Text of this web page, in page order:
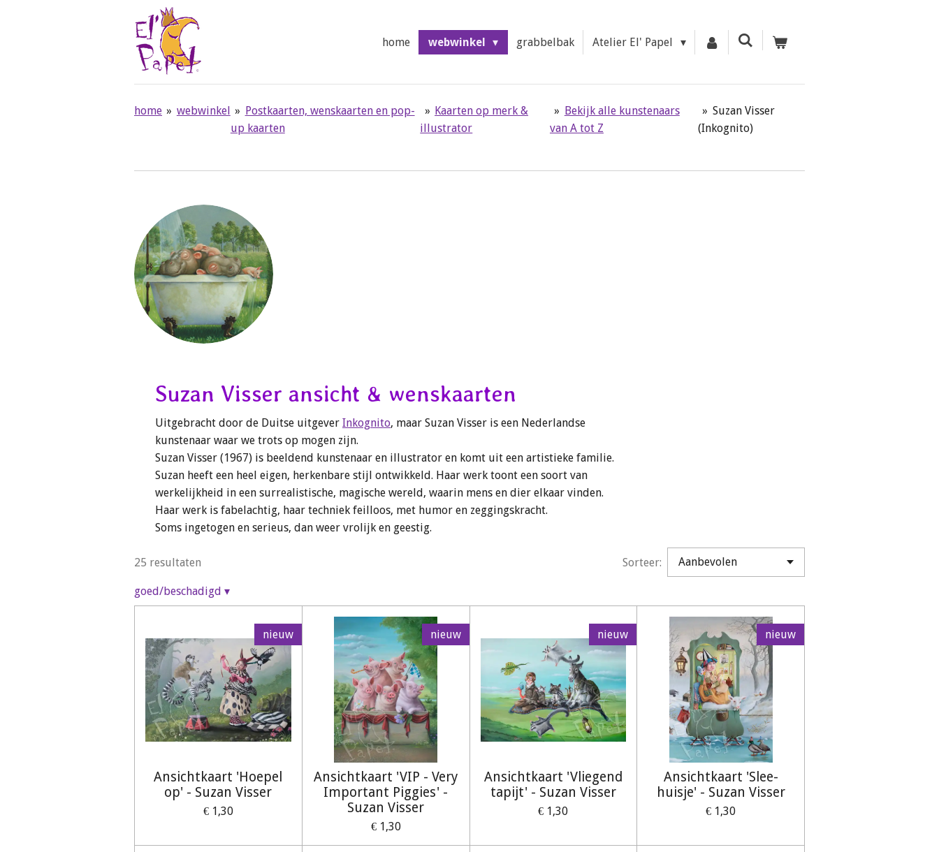
home webwinkel grabbelbak Atelier El' Papel
home » webwinkel » Postkaarten, wenskaarten en pop-
up kaarten
» Kaarten op merk &
illustrator
» Bekijk alle kunstenaars
van A tot Z
» Suzan Visser
(Inkognito)
Suzan Visser ansicht & wenskaarten
Uitgebracht door de Duitse uitgever Inkognito, maar Suzan Visser is een Nederlandse
kunstenaar waar we trots op mogen zijn.
Suzan Visser (1967) is beeldend kunstenaar en illustrator en komt uit een artistieke familie.
Suzan heeft een heel eigen, herkenbare stijl ontwikkeld. Haar werk toont een soort van
werkelijkheid in een surrealistische, magische wereld, waarin mens en dier elkaar vinden.
Haar werk is fabelachtig, haar techniek feilloos, met humor en zeggingskracht.
Soms ingetogen en serieus, dan weer vrolijk en geestig.
25 resultaten Sorteer:
goed/beschadigd ▾
nieuw
Ansichtkaart 'Hoepel
op' - Suzan Visser
€ 1,30
nieuw
Ansichtkaart 'VIP - Very
Important Piggies' -
Suzan Visser
€ 1,30
nieuw
Ansichtkaart 'Vliegend
tapijt' - Suzan Visser
€ 1,30
nieuw
Ansichtkaart 'Slee-
huisje' - Suzan Visser
€ 1,30